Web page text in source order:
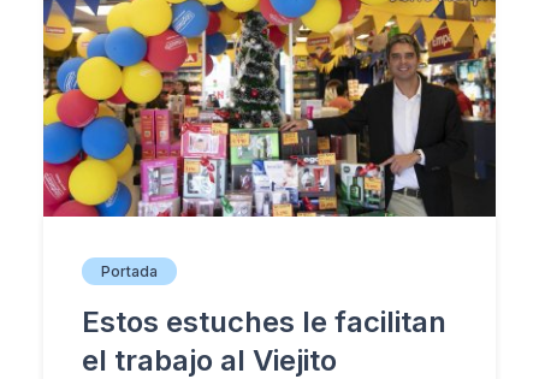
Portada
Estos estuches le facilitan
el trabajo al Viejito